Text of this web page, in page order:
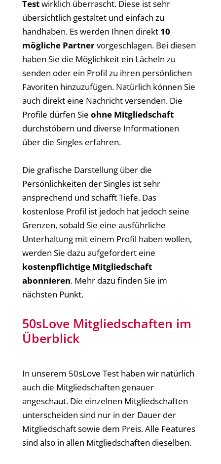
Testwirklich überrascht. Diese ist sehr
übersichtlich gestaltet und einfach zu
handhaben. Es werden Ihnen direkt 10
mögliche Partnervorgeschlagen. Bei diesen
haben Sie die Möglichkeit ein Lächeln zu
senden oder ein Profil zu ihren persönlichen
Favoriten hinzuzufügen. Natürlich können Sie
auch direkt eine Nachricht versenden. Die
Profile dürfen Sie ohne Mitgliedschaft
durchstöbern und diverse Informationen
über die Singles erfahren.
Die grafische Darstellung über die
Persönlichkeiten der Singles ist sehr
ansprechend und schafft Tiefe. Das
kostenlose Profil ist jedoch hat jedoch seine
Grenzen, sobald Sie eine ausführliche
Unterhaltung mit einem Profil haben wollen,
werden Sie dazu aufgefordert eine
kostenpflichtige Mitgliedschaft
abonnieren. Mehr dazu finden Sie im
nächsten Punkt.
50sLove Mitgliedschaften im
Überblick
In unserem 50sLove Test haben wir natürlich
auch die Mitgliedschaften genauer
angeschaut. Die einzelnen Mitgliedschaften
unterscheiden sind nur in der Dauer der
Mitgliedschaft sowie dem Preis. Alle Features
sind also in allen Mitgliedschaften dieselben.